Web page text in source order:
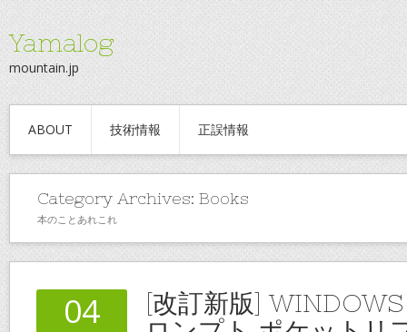
Yamalog
mountain.jp
ABOUT 技術情報 正誤情報
Category Archives: Books
本のことあれこれ
04
[改訂新版]